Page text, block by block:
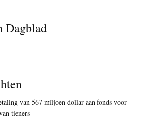
Dagblad
van 567 miljoen dollar aan fonds voor
tieners